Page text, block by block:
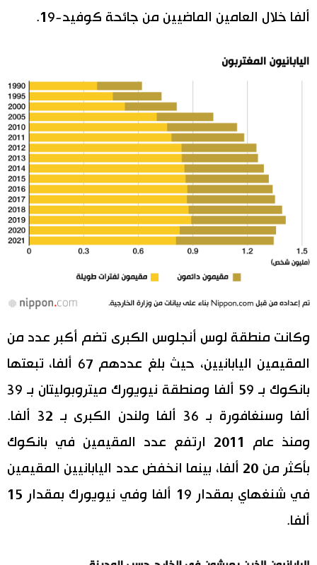
ألفا خلال العامين الماضيين من جائحة كوفيد-19.
وكانت منطقة لوس أنجلوس الكبرى تضم أكبر عدد من
المقيمين اليابانيين، حيث بلغ عددهم 67 ألفا، تبعتها
بانكوك بـ 59 ألفا ومنطقة نيويورك ميتروبوليتان بـ 39
ألفا وسنغافورة بـ 36 ألفا ولندن الكبرى بـ 32 ألفا.
ومنذ عام 2011 ارتفع عدد المقيمين في بانكوك
بأكثر من 20 ألفا، بينما انخفض عدد اليابانيين المقيمين
في شنغهاي بمقدار 19 ألفا وفي نيويورك بمقدار 15
ألفا.